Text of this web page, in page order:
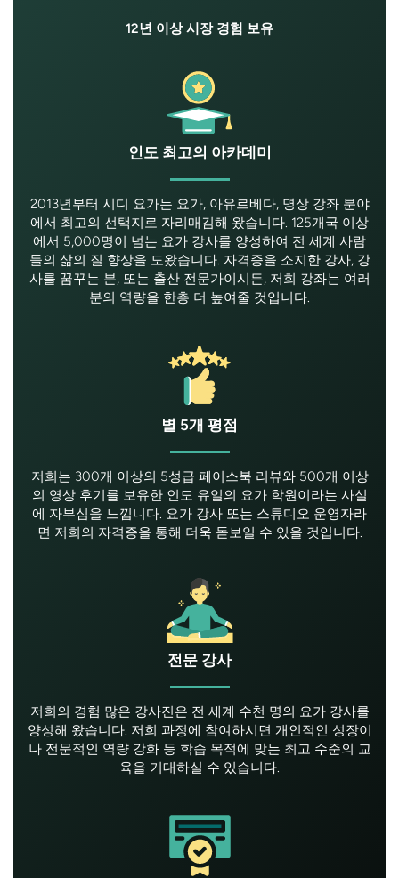
12년 이상 시장 경험 보유
인도 최고의 아카데미
2013년부터 시디 요가는 요가, 아유르베다, 명상 강좌 분야
에서 최고의 선택지로 자리매김해 왔습니다. 125개국 이상
에서 5,000명이 넘는 요가 강사를 양성하여 전 세계 사람
들의 삶의 질 향상을 도왔습니다. 자격증을 소지한 강사, 강
사를 꿈꾸는 분, 또는 출산 전문가이시든, 저희 강좌는 여러
분의 역량을 한층 더 높여줄 것입니다.
별 5개 평점
저희는 300개 이상의 5성급 페이스북 리뷰와 500개 이상
의 영상 후기를 보유한 인도 유일의 요가 학원이라는 사실
에 자부심을 느낍니다. 요가 강사 또는 스튜디오 운영자라
면 저희의 자격증을 통해 더욱 돋보일 수 있을 것입니다.
전문 강사
저희의 경험 많은 강사진은 전 세계 수천 명의 요가 강사를
양성해 왔습니다. 저희 과정에 참여하시면 개인적인 성장이
나 전문적인 역량 강화 등 학습 목적에 맞는 최고 수준의 교
육을 기대하실 수 있습니다.